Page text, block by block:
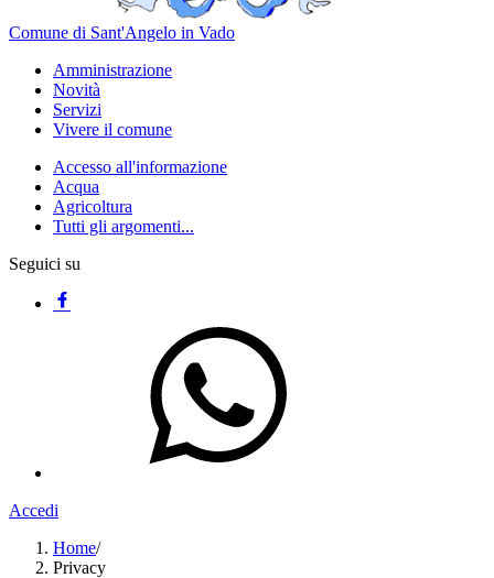
Comune di Sant'Angelo in Vado
Amministrazione
Novità
Servizi
Vivere il comune
Accesso all'informazione
Acqua
Agricoltura
Tutti gli argomenti...
Seguici su
Accedi
Home/
Privacy